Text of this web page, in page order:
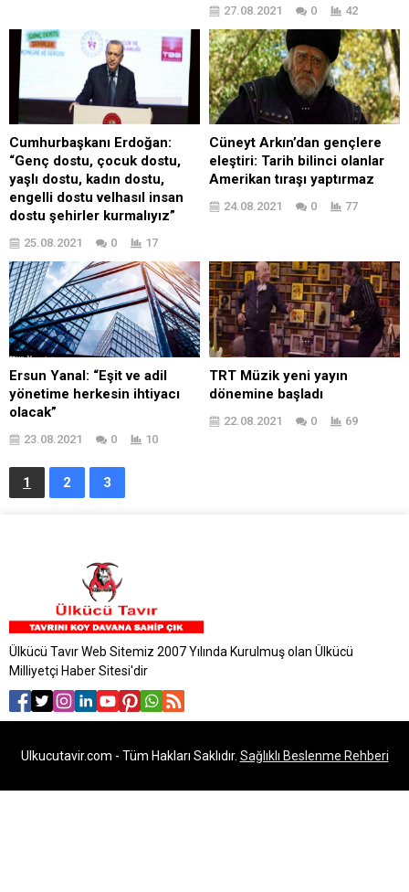
27.08.2021 0 42
Cumhurbaşkanı Erdoğan:
“Genç dostu, çocuk dostu,
yaşlı dostu, kadın dostu,
engelli dostu velhasıl insan
dostu şehirler kurmalıyız”
25.08.2021 0 17
Cüneyt Arkın’dan gençlere
eleştiri: Tarih bilinci olanlar
Amerikan tıraşı yaptırmaz
24.08.2021 0 77
Ersun Yanal: “Eşit ve adil
yönetime herkesin ihtiyacı
olacak”
23.08.2021 0 10
TRT Müzik yeni yayın
dönemine başladı
22.08.2021 0 69
1 2 3
Ülkücü Tavır Web Sitemiz 2007 Yılında Kurulmuş olan Ülkücü
Milliyetçi Haber Sitesi'dir
Ulkucutavir.com - Tüm Hakları Saklıdır. Sağlıklı Beslenme Rehberi